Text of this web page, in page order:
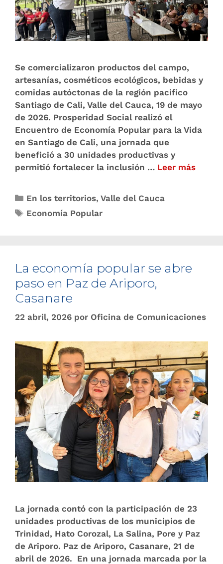
Se comercializaron productos del campo,
artesanías, cosméticos ecológicos, bebidas y
comidas autóctonas de la región pacifico
Santiago de Cali, Valle del Cauca, 19 de mayo
de 2026. Prosperidad Social realizó el
Encuentro de Economía Popular para la Vida
en Santiago de Cali, una jornada que
benefició a 30 unidades productivas y
permitió fortalecer la inclusión … Leer más
En los territorios,Valle del Cauca
Economía Popular
La economía popular se abre
paso en Paz de Ariporo,
Casanare
22 abril, 2026 por Oficina de Comunicaciones
La jornada contó con la participación de 23
unidades productivas de los municipios de
Trinidad, Hato Corozal, La Salina, Pore y Paz
de Ariporo. Paz de Ariporo, Casanare, 21 de
abril de 2026. En una jornada marcada por la